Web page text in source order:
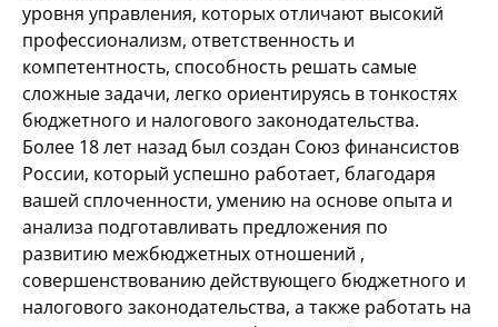
уровня управления, которых отличают высокий
профессионализм, ответственность и
компетентность, способность решать самые
сложные задачи, легко ориентируясь в тонкостях
бюджетного и налогового законодательства.
Более 18 лет назад был создан Союз финансистов
России, который успешно работает, благодаря
вашей сплоченности, умению на основе опыта и
анализа подготавливать предложения по
развитию межбюджетных отношений ,
совершенствованию действующего бюджетного и
налогового законодательства, а также работать на